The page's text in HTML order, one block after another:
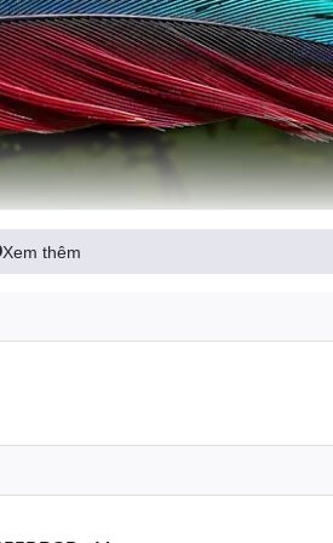
tính chất minh họa
thói quen của người dùng.
Xem thêm